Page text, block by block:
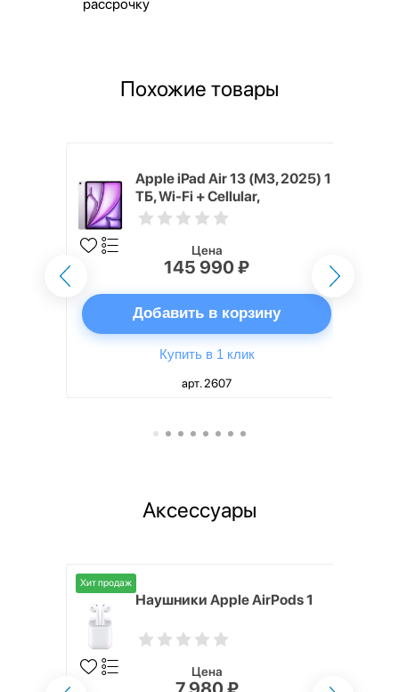
рассрочку
Похожие товары
Apple iPad Air 13 (M3, 2025) 1
ТБ, Wi-Fi + Cellular,
Фиолетовый (Purple)
Цена
145 990 ₽
Добавить в корзину
Купить в 1 клик
арт. 2607
Аксессуары
Хит продаж
Наушники Apple AirPods 1
Цена